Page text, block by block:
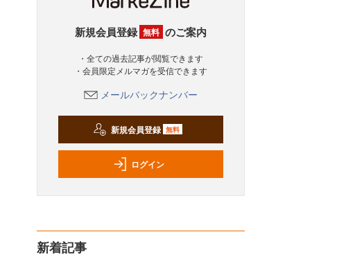
新規会員登録 無料 のご案内
・全ての過去記事が閲覧できます
・会員限定メルマガを受信できます
メールバックナンバー
新規会員登録 無料
ログイン
新着記事